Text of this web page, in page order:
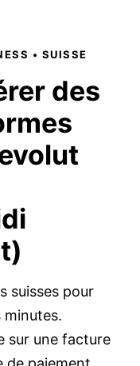
• SUISSE
des
suisses pour
minutes.
sur une facture